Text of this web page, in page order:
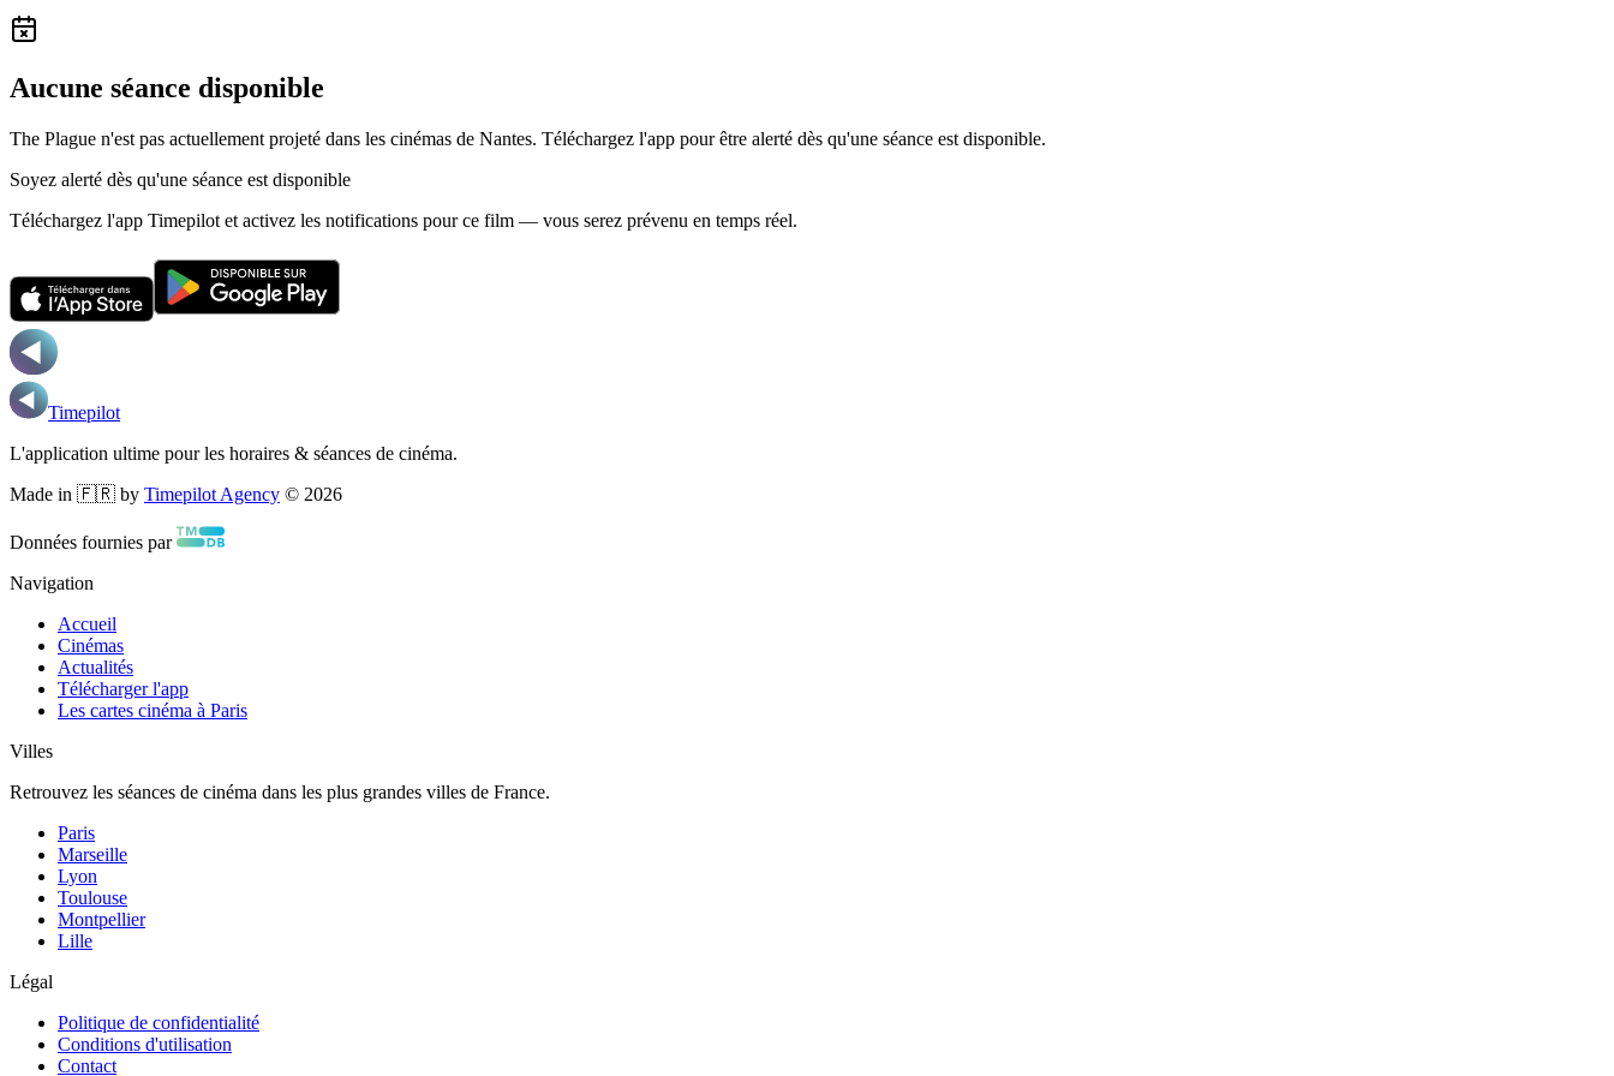
Aucune séance disponible
The Plague n'est pas actuellement projeté dans les cinémas de Nantes. Téléchargez l'app pour être alerté dès qu'une séance est disponible.
Soyez alerté dès qu'une séance est disponible
Téléchargez l'app Timepilot et activez les notifications pour ce film — vous serez prévenu en temps réel.
Timepilot
L'application ultime pour les horaires & séances de cinéma.
Made in 🇫🇷 by Timepilot Agency © 2026
Données fournies par
Navigation
Accueil
Cinémas
Actualités
Télécharger l'app
Les cartes cinéma à Paris
Villes
Retrouvez les séances de cinéma dans les plus grandes villes de France.
Paris
Marseille
Lyon
Toulouse
Montpellier
Lille
Légal
Politique de confidentialité
Conditions d'utilisation
Contact